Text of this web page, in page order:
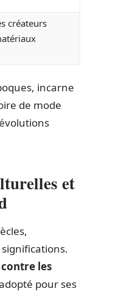
créateurs
incarne
de mode
et
les
pour ses